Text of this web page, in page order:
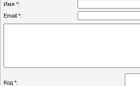
Имя *:
Email *:
Код *: